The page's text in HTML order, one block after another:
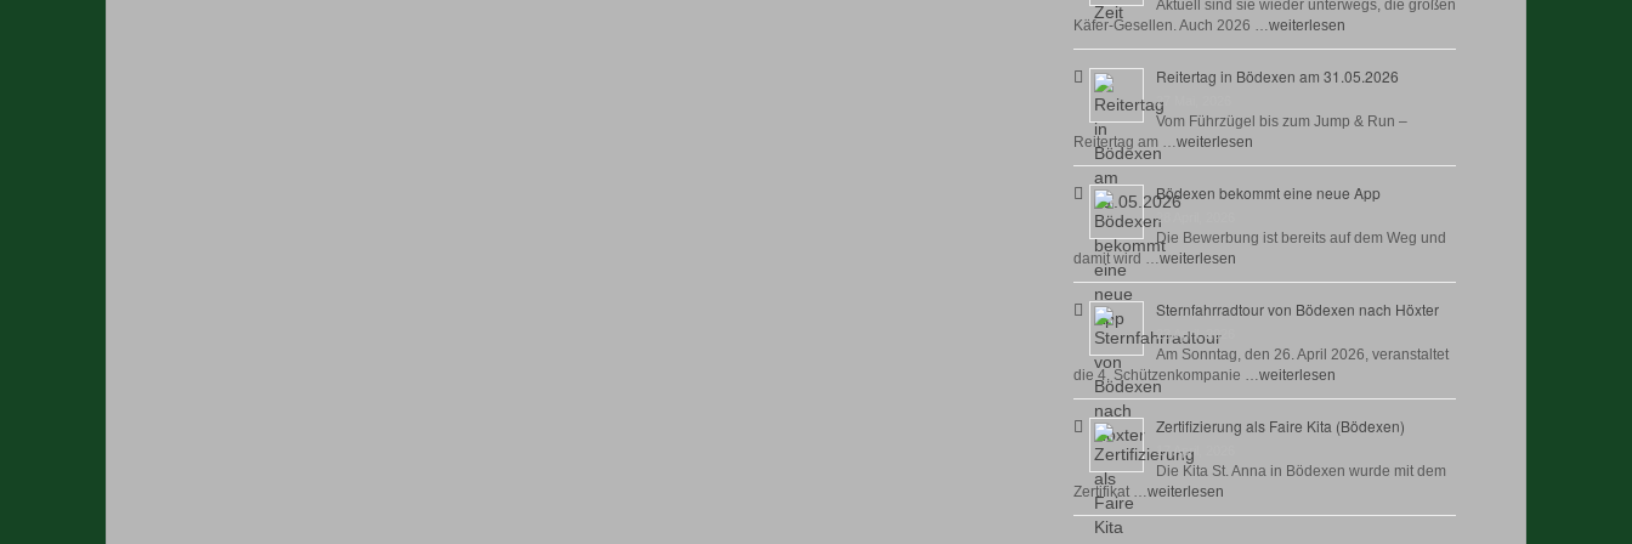
Aktuell sind sie wieder unterwegs, die großen
Käfer-Gesellen. Auch 2026 …weiterlesen
Reitertag in Bödexen am 31.05.2026
27 Mai, 2026
Vom Führzügel bis zum Jump & Run –
Reitertag am …weiterlesen
Bödexen bekommt eine neue App
28 April, 2026
Die Bewerbung ist bereits auf dem Weg und
damit wird …weiterlesen
Sternfahrradtour von Bödexen nach Höxter
23 April, 2026
Am Sonntag, den 26. April 2026, veranstaltet
die 4. Schützenkompanie …weiterlesen
Zertifizierung als Faire Kita (Bödexen)
17 April, 2026
Die Kita St. Anna in Bödexen wurde mit dem
Zertifikat …weiterlesen